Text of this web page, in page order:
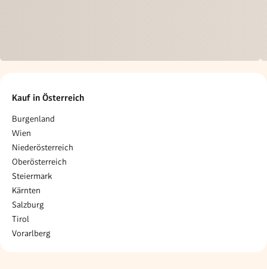
Kauf in Österreich
Burgenland
Wien
Niederösterreich
Oberösterreich
Steiermark
Kärnten
Salzburg
Tirol
Vorarlberg